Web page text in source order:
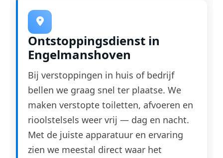
Ontstoppingsdienst in
Engelmanshoven
Bij verstoppingen in huis of bedrijf
bellen we graag snel ter plaatse. We
maken verstopte toiletten, afvoeren en
rioolstelsels weer vrij — dag en nacht.
Met de juiste apparatuur en ervaring
zien we meestal direct waar het